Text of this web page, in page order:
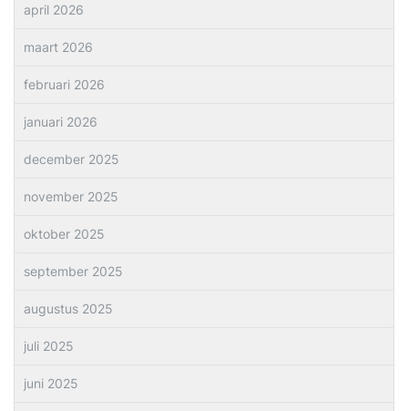
april 2026
maart 2026
februari 2026
januari 2026
december 2025
november 2025
oktober 2025
september 2025
augustus 2025
juli 2025
juni 2025